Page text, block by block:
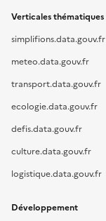
Verticales thématiques
simplifions.data.gouv.fr
meteo.data.gouv.fr
transport.data.gouv.fr
ecologie.data.gouv.fr
defis.data.gouv.fr
culture.data.gouv.fr
logistique.data.gouv.fr
Développement